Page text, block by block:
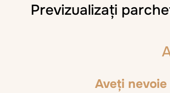
Previzualizați
Aveți